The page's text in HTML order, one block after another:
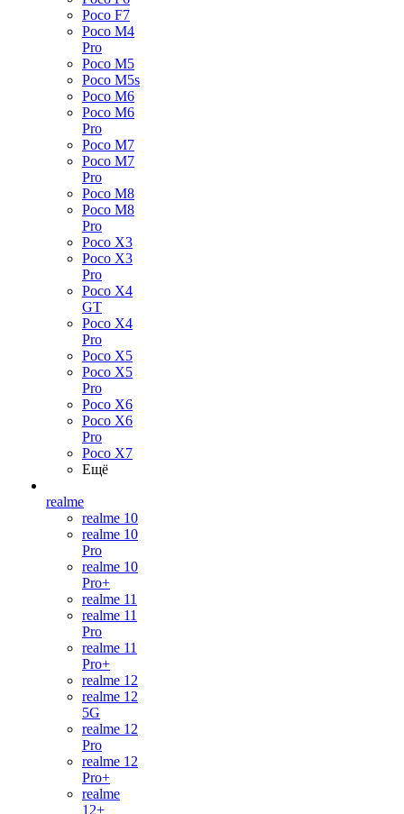
Poco F7
Poco M4
Pro
Poco M5
Poco M5s
Poco M6
Poco M6
Pro
Poco M7
Poco M7
Pro
Poco M8
Poco M8
Pro
Poco X3
Poco X3
Pro
Poco X4
GT
Poco X4
Pro
Poco X5
Poco X5
Pro
Poco X6
Poco X6
Pro
Poco X7
Ещё
realme
realme 10
realme 10
Pro
realme 10
Pro+
realme 11
realme 11
Pro
realme 11
Pro+
realme 12
realme 12
5G
realme 12
Pro
realme 12
Pro+
realme
12+